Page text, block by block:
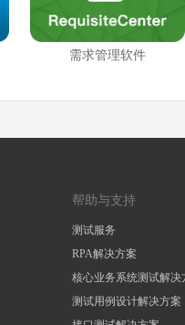
需求管理软件
帮助与支持
测试服务
RPA解决方案
核心业务系统测试解决
测试用例设计解决方案